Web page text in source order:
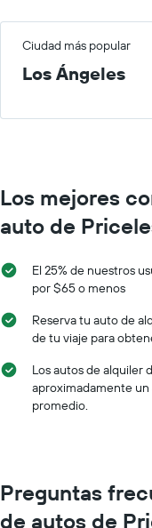
Ciudad más popular
Los Ángeles
Los mejores
auto de
El 25% de nuestros
por $65 o menos
Reserva tu auto de
de tu viaje para
Los autos de alquiler
aproximadamente un
promedio.
Preguntas
de autos de